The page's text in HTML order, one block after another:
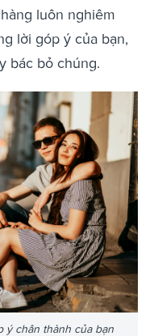
luôn nghiêm
lời góp ý của bạn,
bác bỏ chúng.
ý chân thành của bạn